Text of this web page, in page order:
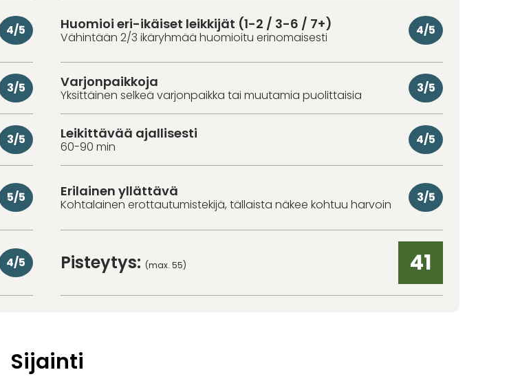
4/5 Huomioi eri-ikäiset leikkijät (1-2 / 3-6 / 7+)
Vähintään 2/3 ikäryhmää huomioitu erinomaisesti 4/5
3/5 Varjonpaikkoja
Yksittäinen selkeä varjonpaikka tai muutamia puolittaisia 3/5
3/5 Leikittävää ajallisesti
60-90 min 4/5
5/5 Erilainen yllättävä
Kohtalainen erottautumistekijä, tällaista näkee kohtuu harvoin 3/5
4/5 Pisteytys: (max. 55) 41
Sijainti